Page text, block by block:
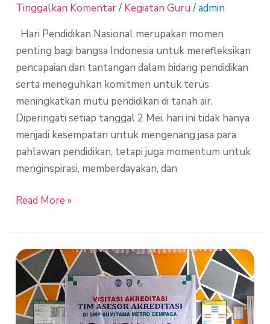
Tinggalkan Komentar/ Kegiatan Guru /admin
Hari Pendidikan Nasional merupakan momen
penting bagi bangsa Indonesia untuk merefleksikan
pencapaian dan tantangan dalam bidang pendidikan
serta meneguhkan komitmen untuk terus
meningkatkan mutu pendidikan di tanah air.
Diperingati setiap tanggal 2 Mei, hari ini tidak hanya
menjadi kesempatan untuk mengenang jasa para
pahlawan pendidikan, tetapi juga momentum untuk
menginspirasi, memberdayakan, dan
Read More »
Visitasi
Akreditasi
SMPS
Bumitama